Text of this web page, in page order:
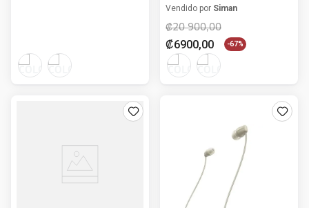
Edgebuds pro con ANC
Vendido por Siman
₡20 900,00
₡6900,00 -67%